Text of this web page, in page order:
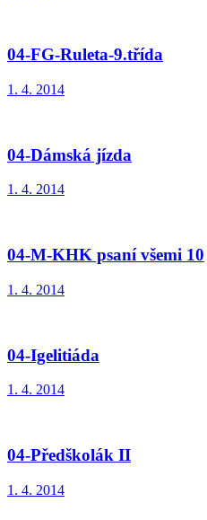
04-FG-Ruleta-9.třída
1. 4. 2014
04-Dámská jízda
1. 4. 2014
04-M-KHK psaní všemi 10
1. 4. 2014
04-Igelitiáda
1. 4. 2014
04-Předškolák II
1. 4. 2014